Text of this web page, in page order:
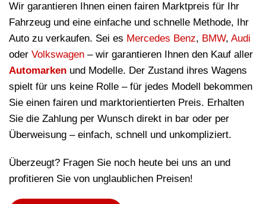
Wir garantieren Ihnen einen fairen Marktpreis für Ihr
Fahrzeug und eine einfache und schnelle Methode, Ihr
Auto zu verkaufen. Sei es Mercedes Benz, BMW, Audi
oder Volkswagen – wir garantieren Ihnen den Kauf aller
Automarken und Modelle. Der Zustand ihres Wagens
spielt für uns keine Rolle – für jedes Modell bekommen
Sie einen fairen und marktorientierten Preis. Erhalten
Sie die Zahlung per Wunsch direkt in bar oder per
Überweisung – einfach, schnell und unkompliziert.
Überzeugt? Fragen Sie noch heute bei uns an und
profitieren Sie von unglaublichen Preisen!